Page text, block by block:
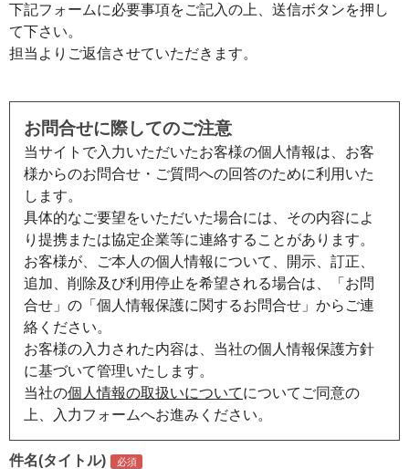
下記フォームに必要事項をご記入の上、送信ボタンを押し
て下さい。
担当よりご返信させていただきます。
お問合せに際してのご注意
当サイトで入力いただいたお客様の個人情報は、お客
様からのお問合せ・ご質問への回答のために利用いた
します。
具体的なご要望をいただいた場合には、その内容によ
り提携または協定企業等に連絡することがあります。
お客様が、ご本人の個人情報について、開示、訂正、
追加、削除及び利用停止を希望される場合は、「お問
合せ」の「個人情報保護に関するお問合せ」からご連
絡ください。
お客様の入力された内容は、当社の個人情報保護方針
に基づいて管理いたします。
当社の個人情報の取扱いについてについてご同意の
上、入力フォームへお進みください。
件名(タイトル)